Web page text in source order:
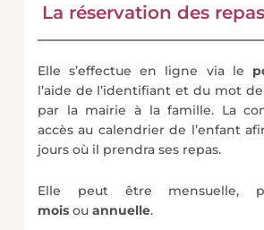
La réservation des repas
Elle s’effectue en ligne via le
l’aide de l’identifiant et du mot
par la mairie à la famille. La
accès au calendrier de l’enfant
jours où il prendra ses repas.
Elle peut être mensuelle,
moisou annuelle.